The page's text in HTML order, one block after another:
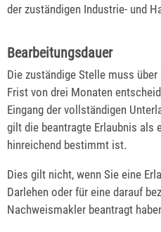
der zuständigen Industrie- und
Bearbeitungsdauer
Die zuständige Stelle muss
Frist von drei Monaten
Eingang der vollständigen
gilt die beantragte Erlaubnis als
hinreichend bestimmt ist.
Dies gilt nicht, wenn Sie eine
Darlehen oder für eine darauf
Nachweismakler beantragt